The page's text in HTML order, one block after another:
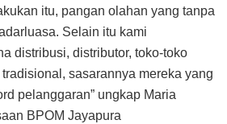
itu, pangan olahan yang tanpa
Selain itu kami
distribusi, distributor, toko-toko
sasarannya mereka yang
pelanggaran” ungkap Maria
BPOM Jayapura